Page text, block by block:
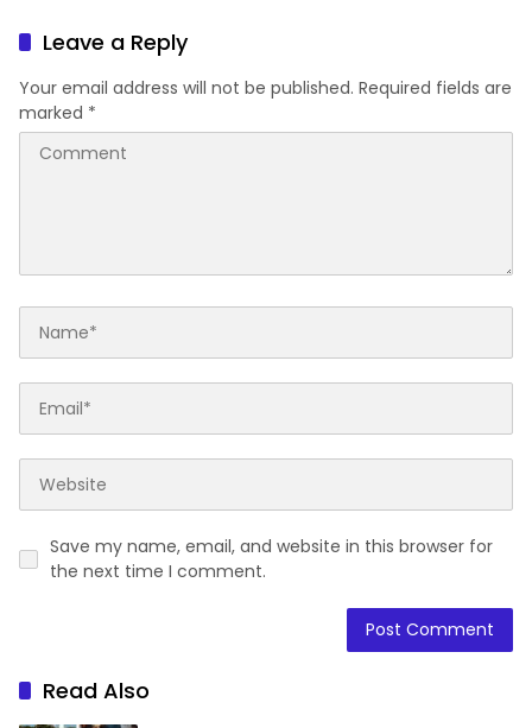
Berlumput, Menghambat
Ekonomi dan Pelayanan
Kesehatan
Leave a Reply
Your email address will not be published. Required fields are
marked *
Save my name, email, and website in this browser for
the next time I comment.
Read Also